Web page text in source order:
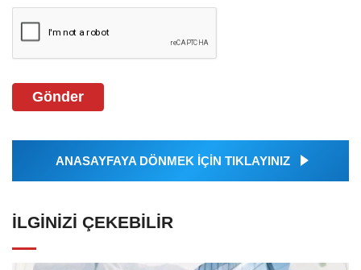
Gönder
ANASAYFAYA DÖNMEK İÇİN TIKLAYINIZ
İLGINIZI ÇEKEBILIR